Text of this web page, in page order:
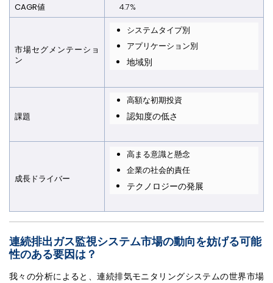
CAGR値 4.7%
市場セグメンテーショ
ン
システムタイプ別
アプリケーション別
地域別
課題
高額な初期投資
認知度の低さ
成長ドライバー
高まる意識と懸念
企業の社会的責任
テクノロジーの発展
連続排出ガス監視システム市場の動向を妨げる可能
性のある要因は？
我々の分析によると、連続排気モニタリングシステムの世界市場